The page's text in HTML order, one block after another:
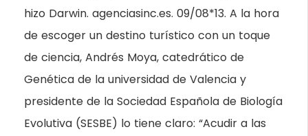
hizo Darwin. agenciasinc.es. 09/08*13. A la hora
de escoger un destino turístico con un toque
de ciencia, Andrés Moya, catedrático de
Genética de la universidad de Valencia y
presidente de la Sociedad Española de Biología
Evolutiva (SESBE) lo tiene claro: “Acudir a las